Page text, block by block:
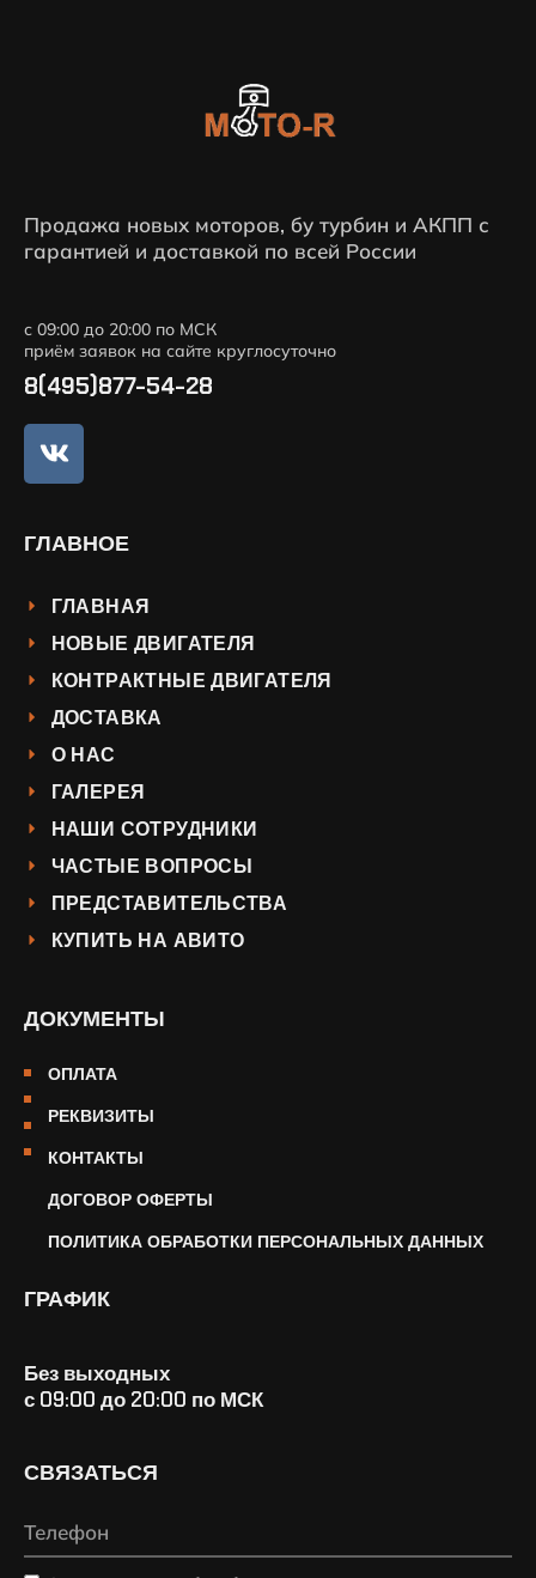
Продажа новых моторов, бу турбин и АКПП с
гарантией и доставкой по всей России
с 09:00 до 20:00 по МСК
приём заявок на сайте круглосуточно
8(495)877-54-28
ГЛАВНОЕ
ГЛАВНАЯ
НОВЫЕ ДВИГАТЕЛЯ
КОНТРАКТНЫЕ ДВИГАТЕЛЯ
ДОСТАВКА
О НАС
ГАЛЕРЕЯ
НАШИ СОТРУДНИКИ
ЧАСТЫЕ ВОПРОСЫ
ПРЕДСТАВИТЕЛЬСТВА
КУПИТЬ НА АВИТО
ДОКУМЕНТЫ
ОПЛАТА
РЕКВИЗИТЫ
КОНТАКТЫ
ДОГОВОР ОФЕРТЫ
ПОЛИТИКА ОБРАБОТКИ ПЕРСОНАЛЬНЫХ ДАННЫХ
ГРАФИК
Без выходных
с 09:00 до 20:00 по МСК
СВЯЗАТЬСЯ